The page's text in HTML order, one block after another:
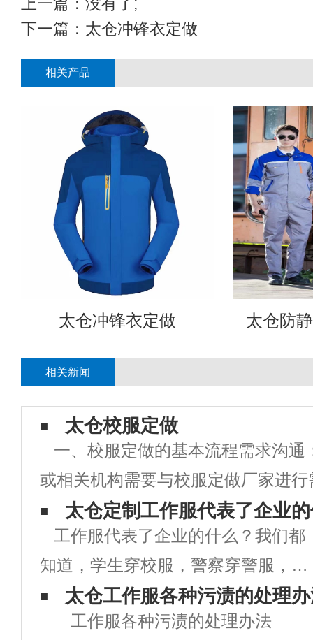
下一篇： 太仓冲锋衣定做
相关产品
太仓冲锋衣定做 太仓防
相关新闻
太仓校服定做
一、校服定做的基本流程需求沟通
或相关机构需要与校服定做厂家进
明确校服的款式、颜色、尺寸、数量
求。设计打样：根据需求，校服厂
打样，提供校服的设计稿和样品供学
太仓定制工作服代表了企业
工作服代表了企业的什么？我们都
知道，学生穿校服，警察穿警服，军
人须穿军装，各商务人员也有自己相
应的制服，这些人无论做什么事情之
太仓工作服各种污渍的处理
工作服各种污渍的处理办法